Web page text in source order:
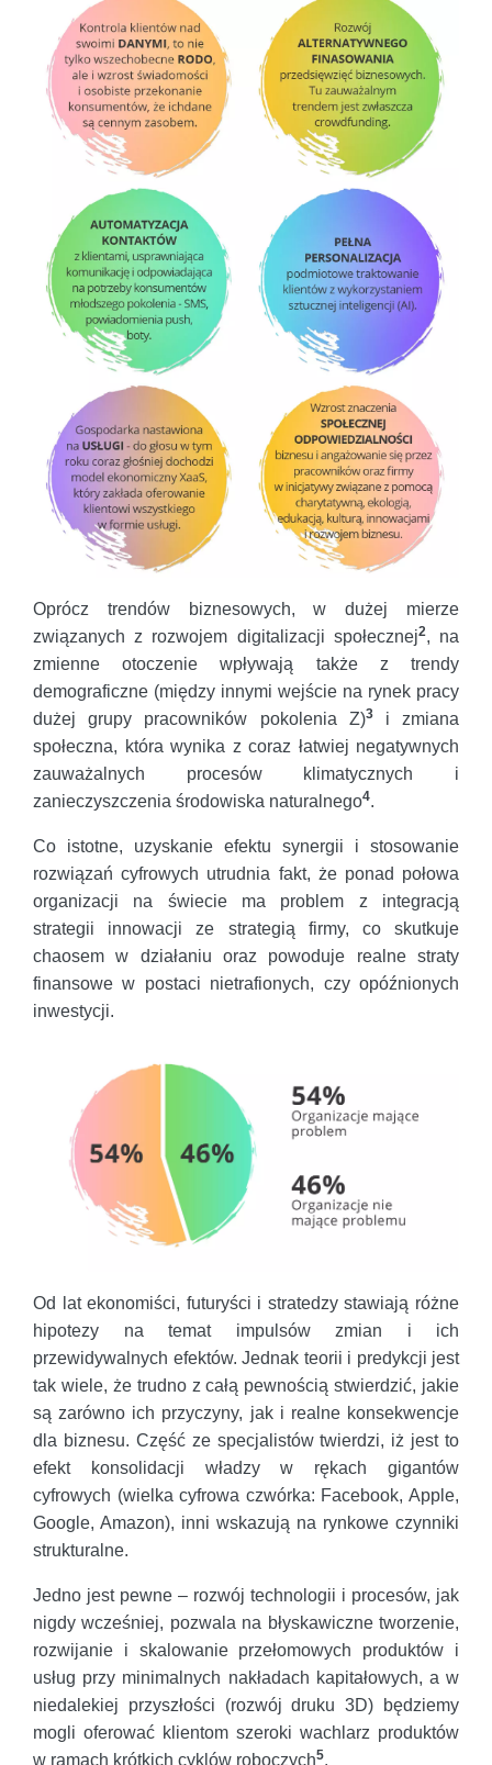
Oprócz trendów biznesowych, w dużej mierze
związanych z rozwojem digitalizacji społecznej2, na
zmienne otoczenie wpływają także z trendy
demograficzne (między innymi wejście na rynek pracy
dużej grupy pracowników pokolenia Z)3i zmiana
społeczna, która wynika z coraz łatwiej negatywnych
zauważalnych procesów klimatycznych i
zanieczyszczenia środowiska naturalnego4.
Co istotne, uzyskanie efektu synergii i stosowanie
rozwiązań cyfrowych utrudnia fakt, że ponad połowa
organizacji na świecie ma problem z integracją
strategii innowacji ze strategią firmy, co skutkuje
chaosem w działaniu oraz powoduje realne straty
finansowe w postaci nietrafionych, czy opóźnionych
inwestycji.
Od lat ekonomiści, futuryści i stratedzy stawiają różne
hipotezy na temat impulsów zmian i ich
przewidywalnych efektów. Jednak teorii i predykcji jest
tak wiele, że trudno z całą pewnością stwierdzić, jakie
są zarówno ich przyczyny, jak i realne konsekwencje
dla biznesu. Część ze specjalistów twierdzi, iż jest to
efekt konsolidacji władzy w rękach gigantów
cyfrowych (wielka cyfrowa czwórka: Facebook, Apple,
Google, Amazon), inni wskazują na rynkowe czynniki
strukturalne.
Jedno jest pewne – rozwój technologii i procesów, jak
nigdy wcześniej, pozwala na błyskawiczne tworzenie,
rozwijanie i skalowanie przełomowych produktów i
usług przy minimalnych nakładach kapitałowych, a w
niedalekiej przyszłości (rozwój druku 3D) będziemy
mogli oferować klientom szeroki wachlarz produktów
w ramach krótkich cyklów roboczych5.